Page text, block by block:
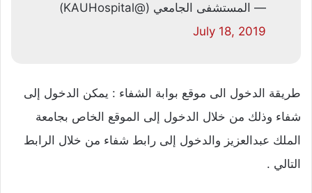
— المستشفى الجامعي (@KAUHospital)
July 18, 2019
طريقة الدخول الى موقع بوابة الشفاء : يمكن الدخول إلى
شفاء وذلك من خلال الدخول إلى الموقع الخاص بجامعة
الملك عبدالعزيز والدخول إلى رابط شفاء من خلال الرابط
التالي .